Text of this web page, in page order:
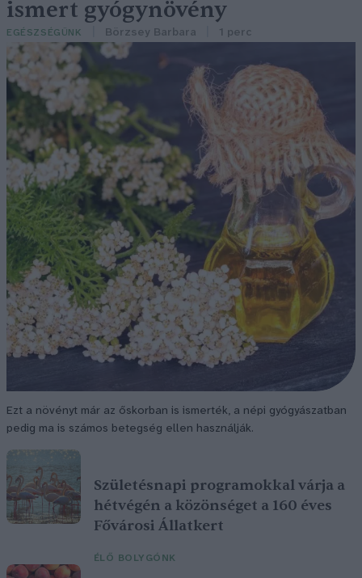
ismert gyógynövény
EGÉSZSÉGÜNK Börzsey Barbara 1 perc
Ezt a növényt már az őskorban is ismerték, a népi gyógyászatban
pedig ma is számos betegség ellen használják.
Születésnapi programokkal várja a
hétvégén a közönséget a 160 éves
Fővárosi Állatkert
ÉLŐ BOLYGÓNK